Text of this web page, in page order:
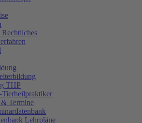
THP
Tierheilpraktiker
Termine
Lehrpläne